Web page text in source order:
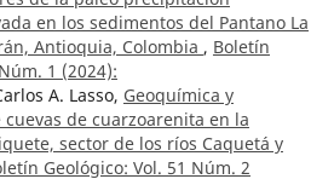
en los sedimentos del Pantano La
Antioquia, Colombia , Boletín
1 (2024):
A. Lasso, Geoquímica y
de cuarzoarenita en la
sector de los ríos Caquetá y
Geológico: Vol. 51 Núm. 2